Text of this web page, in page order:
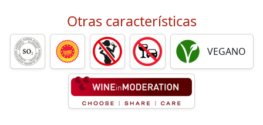
Otras características
VEGANO